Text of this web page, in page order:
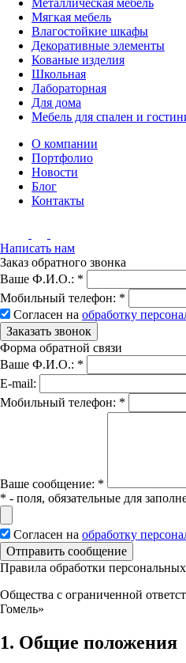
Мягкая мебель
Влагостойкие шкафы
Декоративные элементы
Кованые изделия
Школьная
Лабораторная
Для дома
Мебель для спален и
О компании
Портфолио
Новости
Блог
Контакты
Написать нам
Заказ обратного звонка
Ваше Ф.И.О.: *
Мобильный телефон: *
Согласен на обработку
Заказать звонок
Форма обратной связи
Ваше Ф.И.О.: *
E-mail:
Мобильный телефон: *
Вашe сообщение: *
* - поля, обязательные для
Согласен на обработку
Отправить сообщение
Правила обработки
Общества с ограниченной
Гомель»
1. Общие положения